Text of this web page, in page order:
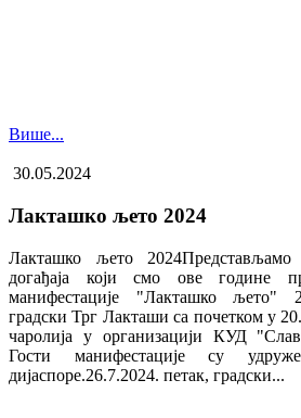
Више...
30.05.2024
Лакташко љето 2024
Лакташко љето
догађаја који смо ове године
манифестације "Лакташко љето"
градски Трг Лакташи са почетком у
чаролија у организацији КУД
Гости манифестације су
дијаспоре.26.7.2024. петак, градски...